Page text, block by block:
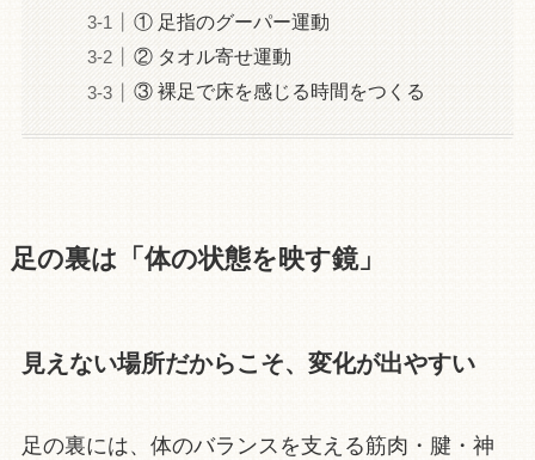
① 足指のグーパー運動
② タオル寄せ運動
③ 裸足で床を感じる時間をつくる
足の裏は「体の状態を映す鏡」
見えない場所だからこそ、変化が出やすい
足の裏には、体のバランスを支える筋肉・腱・神